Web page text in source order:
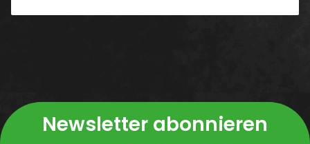
Newsletter abonnieren